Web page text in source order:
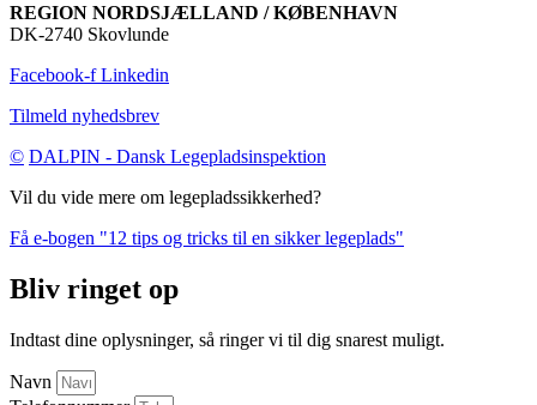
REGION NORDSJÆLLAND / KØBENHAVN
DK-2740 Skovlunde
Facebook-f Linkedin
Tilmeld nyhedsbrev
© DALPIN - Dansk Legepladsinspektion
Vil du vide mere om legepladssikkerhed?
Få e-bogen "12 tips og tricks til en sikker legeplads"
Bliv ringet op
Indtast dine oplysninger, så ringer vi til dig snarest muligt.
Navn